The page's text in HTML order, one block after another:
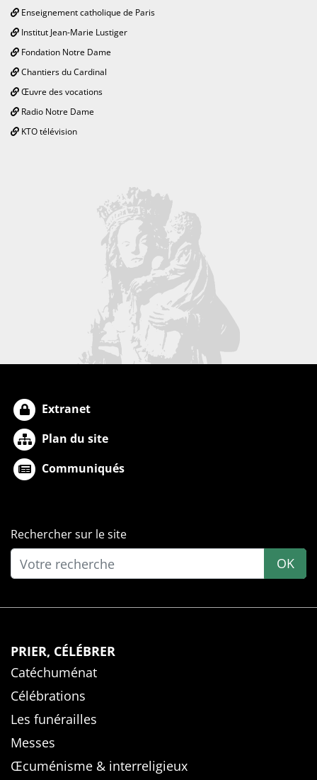
Enseignement catholique de Paris
Institut Jean-Marie Lustiger
Fondation Notre Dame
Chantiers du Cardinal
Œuvre des vocations
Radio Notre Dame
KTO télévision
Extranet
Plan du site
Communiqués
Rechercher sur le site
OK
PRIER, CÉLÉBRER
Catéchuménat
Célébrations
Les funérailles
Messes
Œcuménisme & interreligieux